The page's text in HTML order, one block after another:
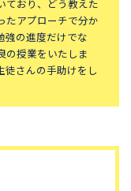
ており、どう教えた
たアプローチで分か
強の進度だけでな
の授業をいたしま
徒さんの手助けをし